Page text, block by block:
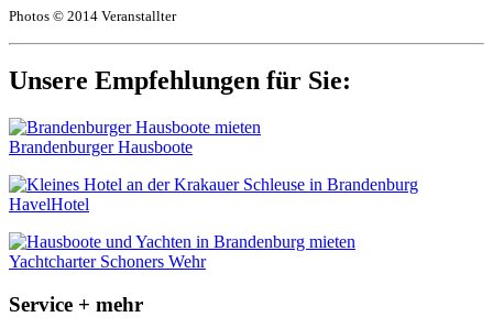
Photos © 2014 Veranstallter
Unsere Empfehlungen für Sie:
Brandenburger Hausboote
HavelHotel
Yachtcharter Schoners Wehr
Service + mehr